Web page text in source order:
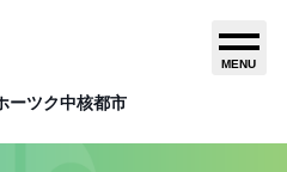
ーツク中核都市
MENU